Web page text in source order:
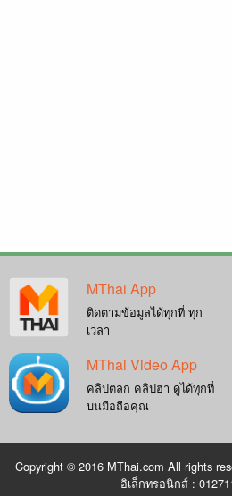
MThai App
ติดตามข้อมูลได้ทุกที่ ทุก
เวลา
MThai Video App
คลิปตลก คลิปฮา ดูได้ทุกที่
บนมือถือคุณ
Copyright © 2016 MThai.com All rights
อิเล็กทรอนิกส์ :